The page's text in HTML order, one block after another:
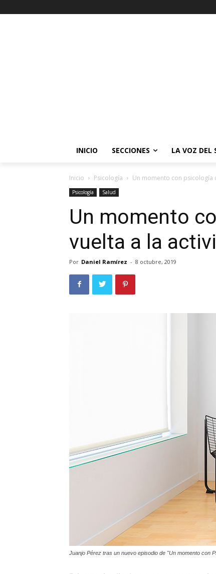
INICIO SECCIONES LA VOZ DEL
Inicio Psicología Un momento con psicología
Psicología Salud
Un momento
vuelta a la
Por Daniel Ramírez - 8 octubre, 2019
Juanjo Pérez tras un nuevo episodio de "Un momento con